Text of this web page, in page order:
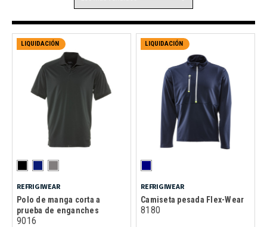
LIQUIDACIÓN
REFRIGIWEAR
Polo de manga corta a
prueba de enganches
9016
LIQUIDACIÓN
REFRIGIWEAR
Camiseta pesada Flex-Wear
8180